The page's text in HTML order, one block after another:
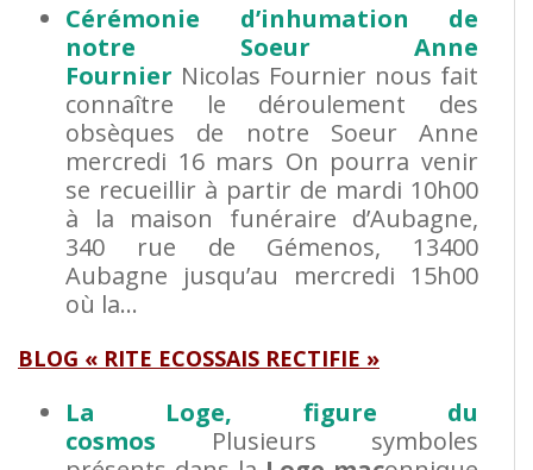
Cérémonie d’inhumation de
notre Soeur Anne
Fournier Nicolas Fournier nous fait
connaître le déroulement des
obsèques de notre Soeur Anne
mercredi 16 mars On pourra venir
se recueillir à partir de mardi 10h00
à la maison funéraire d’Aubagne,
340 rue de Gémenos, 13400
Aubagne jusqu’au mercredi 15h00
où la…
BLOG « RITE ECOSSAIS RECTIFIE »
La Loge, figure du
cosmos
Plusieurs symboles